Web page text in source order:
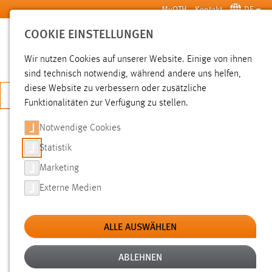
Zum Hauptinhalt springen MyOTH Kontakt DE
SUCHE
JETZT BEWERBEN
Hochschule Aktuelles News der OTH Amberg-Weiden
STUDENTS FOR FUTURE: PUBLIC
CLIMATE SCHOOL AN DER OTH
AMBERG-WEIDEN
05.12.2019
Students for Future: Letzte Woche kämpften
COOKIE EINSTELLUNGEN
Wir nutzen Cookies auf unserer Website. Einige von ihnen
sind technisch notwendig, während andere uns helfen,
diese Website zu verbessern oder zusätzliche
Funktionalitäten zur Verfügung zu stellen.
Notwendige Cookies
Statistik
Marketing
Externe Medien
ALLE AUSWÄHLEN
ABLEHNEN